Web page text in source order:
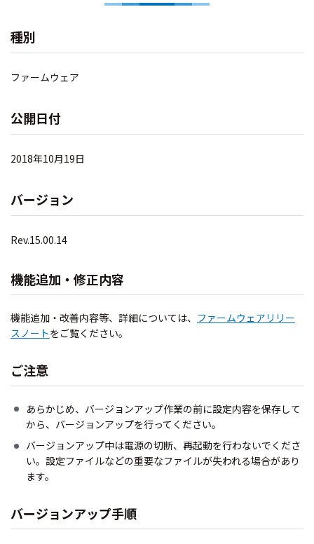
種別
ファームウェア
公開日付
2018年10月19日
バージョン
Rev.15.00.14
機能追加・修正内容
機能追加・改善内容等、詳細については、 ファームウェアリリー
スノートをご覧ください。
ご注意
あらかじめ、バージョンアップ作業の前に設定内容を保存して
から、バージョンアップを行ってください。
バージョンアップ中は電源の切断、再起動を行わないでくださ
い。設定ファイルなどの重要なファイルが失われる場合があり
ます。
バージョンアップ手順